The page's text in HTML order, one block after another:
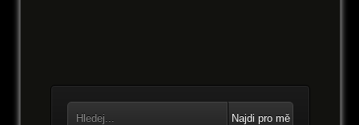
Najdi pro mě